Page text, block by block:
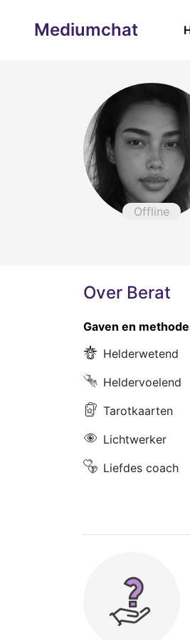
Mediumchat
Offline
Over Berat
Gaven en
Helderwetend
Heldervoelend
Tarotkaarten
Lichtwerker
Liefdes coach